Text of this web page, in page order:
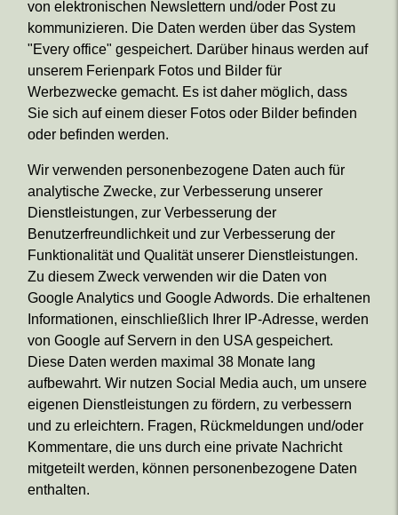
von elektronischen Newslettern und/oder Post zu
kommunizieren. Die Daten werden über das System
"Every office" gespeichert. Darüber hinaus werden auf
unserem Ferienpark Fotos und Bilder für
Werbezwecke gemacht. Es ist daher möglich, dass
Sie sich auf einem dieser Fotos oder Bilder befinden
oder befinden werden.
Wir verwenden personenbezogene Daten auch für
analytische Zwecke, zur Verbesserung unserer
Dienstleistungen, zur Verbesserung der
Benutzerfreundlichkeit und zur Verbesserung der
Funktionalität und Qualität unserer Dienstleistungen.
Zu diesem Zweck verwenden wir die Daten von
Google Analytics und Google Adwords. Die erhaltenen
Informationen, einschließlich Ihrer IP-Adresse, werden
von Google auf Servern in den USA gespeichert.
Diese Daten werden maximal 38 Monate lang
aufbewahrt. Wir nutzen Social Media auch, um unsere
eigenen Dienstleistungen zu fördern, zu verbessern
und zu erleichtern. Fragen, Rückmeldungen und/oder
Kommentare, die uns durch eine private Nachricht
mitgeteilt werden, können personenbezogene Daten
enthalten.